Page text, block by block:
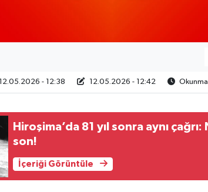
12.05.2026 - 12:38 12.05.2026 - 12:42 Okunma
Hiroşima’da 81 yıl sonra aynı
son!
İçeriği Görüntüle